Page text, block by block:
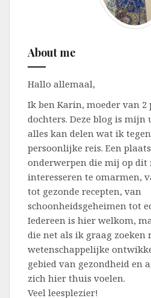
About me
Hallo allemaal,
Ik ben Karin, moeder van
dochters. Deze blog is
alles kan delen wat ik
persoonlijke reis. Een
onderwerpen die mij op dit
interesseren te omarmen,
tot gezonde recepten, van
schoonheidsgeheimen tot
Iedereen is hier welkom,
die net als ik graag zoeken
wetenschappelijke
gebied van gezondheid en
zich hier thuis voelen.
Veel leesplezier!